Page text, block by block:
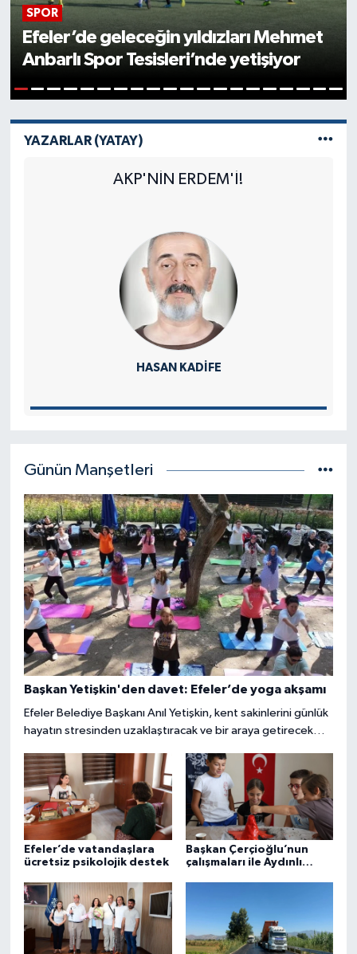
SPOR
Efeler’de geleceğin yıldızları Mehmet
Anbarlı Spor Tesisleri’nde yetişiyor
YAZARLAR (YATAY)
AKP'NİN ERDEM'İ!
HASAN KADIFE
Günün Manşetleri
Başkan Yetişkin'den davet: Efeler’de yoga akşamı
Efeler Belediye Başkanı Anıl Yetişkin, kent sakinlerini günlük
hayatın stresinden uzaklaştıracak ve bir araya getirecek
öncülüğünde hayata geçirilen çalışma kapsamında, Efeler
sakinleri doğayla iç içe, sağlıklı bir akşamda buluşmaya
hazırlanıyor.
Efeler’de vatandaşlara
ücretsiz psikolojik destek
Başkan Çerçioğlu’nun
çalışmaları ile Aydınlı